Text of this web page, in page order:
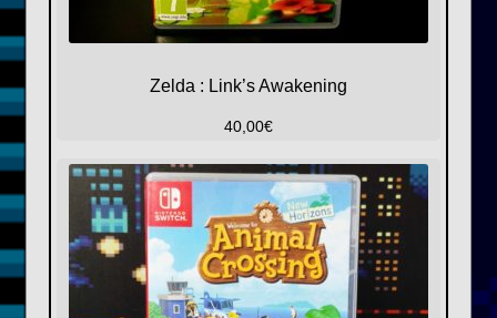
Zelda : Link’s Awakening
40,00€